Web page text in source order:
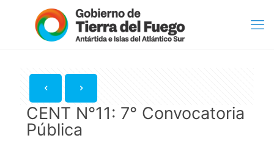
CENT N°11: 7° Convocatoria
Pública